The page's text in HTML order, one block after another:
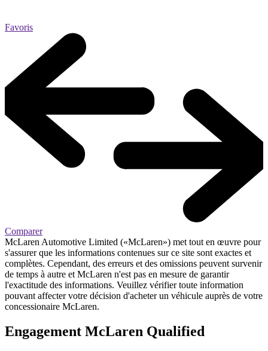
Favoris
Comparer
McLaren Automotive Limited («McLaren») met tout en œuvre pour
s'assurer que les informations contenues sur ce site sont exactes et
complètes. Cependant, des erreurs et des omissions peuvent survenir
de temps à autre et McLaren n'est pas en mesure de garantir
l'exactitude des informations. Veuillez vérifier toute information
pouvant affecter votre décision d'acheter un véhicule auprès de votre
concessionaire McLaren.
Engagement McLaren Qualified